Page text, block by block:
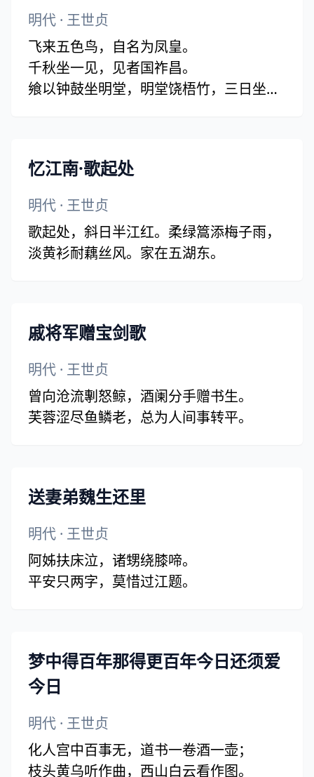
啾。
郭开卖赵赵高出，秦玺也送东诸侯。
明代 · 王世贞
飞来五色鸟，自名为凤皇。
千秋坐一见，见者国祚昌。
飨以钟鼓坐明堂，明堂饶梧竹，三日坐鸣
夕坐见凤皇，凤皇乃在西门之阴。
媚苍鹰，愿尔肉攫分遗腥。
梧桐长苦寒，竹实长苦饥。
众鸟惊相顾，坐知凤皇是钦䲹。
忆江南·歌起处
明代 · 王世贞
歌起处，斜日半江红。柔绿篙添梅子雨，
淡黄衫耐藕丝风。家在五湖东。
戚将军赠宝剑歌
明代 · 王世贞
曾向沧流剸怒鲸，酒阑分手赠书生。
芙蓉涩尽鱼鳞老，总为人间事转平。
送妻弟魏生还里
明代 · 王世贞
阿姊扶床泣，诸甥绕膝啼。
平安只两字，莫惜过江题。
梦中得百年那得更百年今日还须爱
今日
明代 · 王世贞
化人宫中百事无，道书一卷酒一壶；
枝头黄乌听作曲，西山白云看作图。